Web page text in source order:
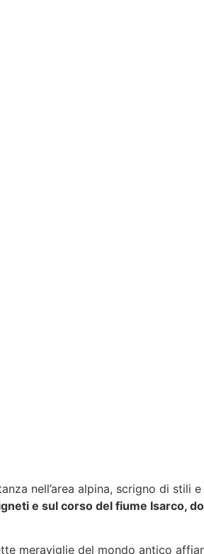
nell’area alpina, scrigno di stili
e sul corso del fiume Isarco,
meraviglie del mondo antico